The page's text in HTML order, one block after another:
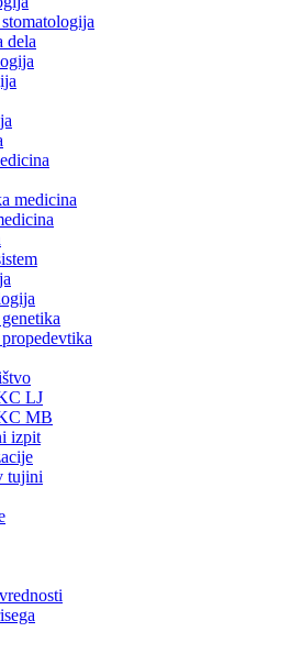
dela
medicina
LJ
MB
izpit
tujini